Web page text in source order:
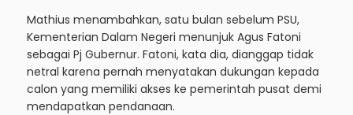
Mathius menambahkan, satu bulan sebelum PSU,
Kementerian Dalam Negeri menunjuk Agus Fatoni
sebagai Pj Gubernur. Fatoni, kata dia, dianggap tidak
netral karena pernah menyatakan dukungan kepada
calon yang memiliki akses ke pemerintah pusat demi
mendapatkan pendanaan.